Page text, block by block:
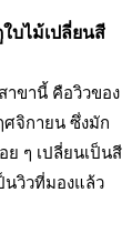
บไม้เปลี่ยนสี
าขานี้ คือวิวของ
ศจิกายน ซึ่งมัก
ย ๆ เปลี่ยนเป็นสี
นวิวที่มองแล้ว